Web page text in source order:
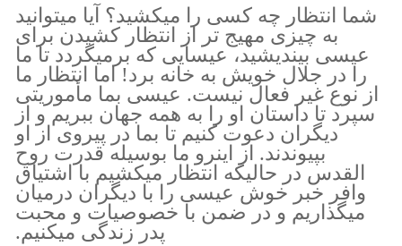
شما انتظار چه كسى را ميكشيد؟ آيا ميتوانيد
به چيزى مهيج تر از انتظار كشيدن براى
عيسى بينديشيد، عيسايى كه برميگردد تا ما
را در جلال خويش به خانه برد! اما انتظار ما
از نوع غير فعال نيست. عيسى بما مأموريتى
سپرد تا داستان او را به همه جهان ببريم و از
ديگران دعوت كنيم تا بما در پيروى از او
بپيوندند. از اينرو ما بوسيله قدرت روح
القدس در حاليكه انتظار ميكشيم با اشتياق
وافر خبر خوش عيسى را با ديگران درميان
ميگذاريم و در ضمن با خصوصيات و محبت
پدر زندگى ميكنيم.